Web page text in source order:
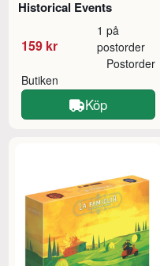
Historical Events
159 kr
1 på
postorder
Butiken
Postorder
Köp